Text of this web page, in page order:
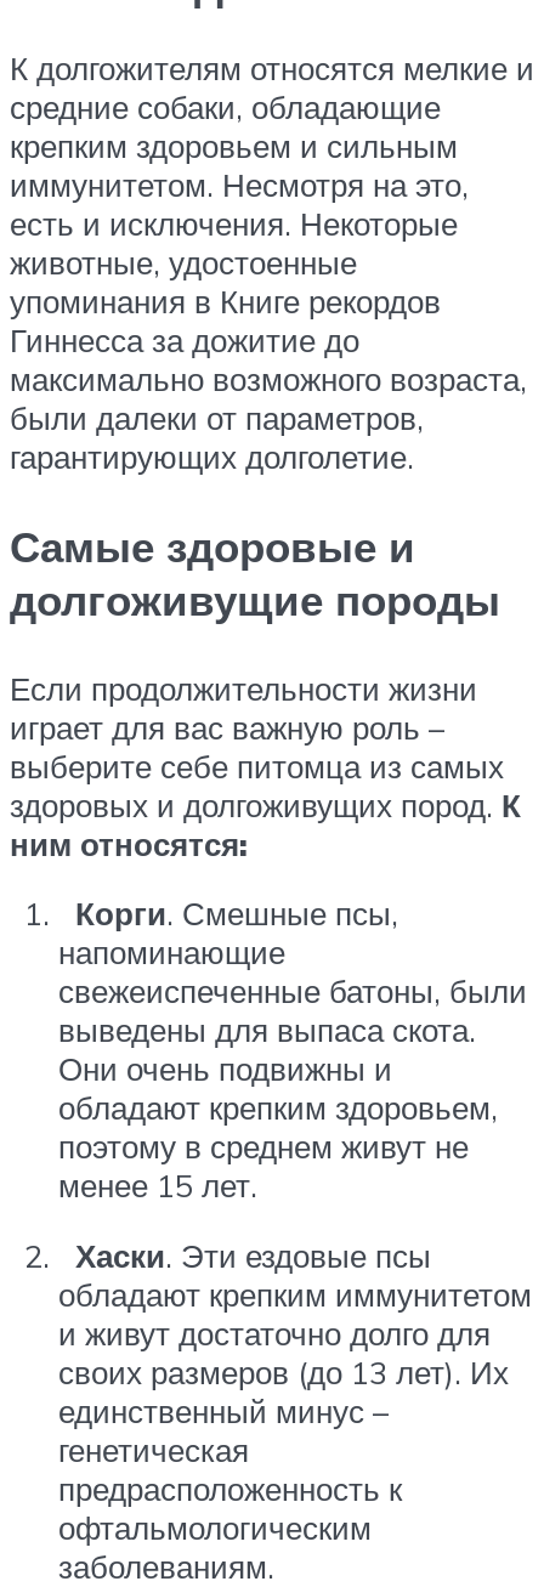
К долгожителям относятся мелкие и
средние собаки, обладающие
крепким здоровьем и сильным
иммунитетом. Несмотря на это,
есть и исключения. Некоторые
животные, удостоенные
упоминания в Книге рекордов
Гиннесса за дожитие до
максимально возможного возраста,
были далеки от параметров,
гарантирующих долголетие.
Самые здоровые и
долгоживущие породы
Если продолжительности жизни
играет для вас важную роль –
выберите себе питомца из самых
здоровых и долгоживущих пород. К
ним относятся:
Корги. Смешные псы,
напоминающие
свежеиспеченные батоны, были
выведены для выпаса скота.
Они очень подвижны и
обладают крепким здоровьем,
поэтому в среднем живут не
менее 15 лет.
Хаски. Эти ездовые псы
обладают крепким иммунитетом
и живут достаточно долго для
своих размеров (до 13 лет). Их
единственный минус –
генетическая
предрасположенность к
офтальмологическим
заболеваниям.